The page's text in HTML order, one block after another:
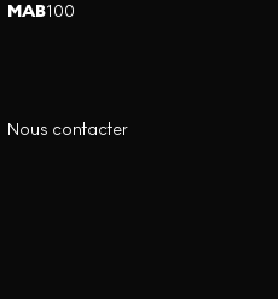
MAB100
Nous contacter